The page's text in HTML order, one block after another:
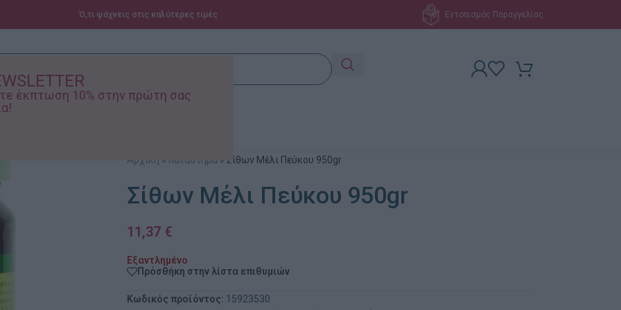
έκπτωση 10% στην πρώτη σας
Ό,τι ψάχνεις στις καλύτερες τιμές Εντοπισμός Παραγγελίας
Αρχική » Κατάστημα » Σίθων Μέλι Πεύκου 950gr
Σίθων Μέλι Πεύκου 950gr
11,37 €
Εξαντλημένο
Πρόσθήκη στην λίστα επιθυμιών
Κωδικός προϊόντος: 15923530